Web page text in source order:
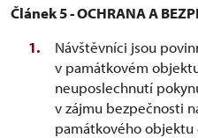
Článek 5 - OCHRANA A
Návštěvníci jsou
v památkovém
neuposlechnutí
v zájmu bezpečnosti
památkového